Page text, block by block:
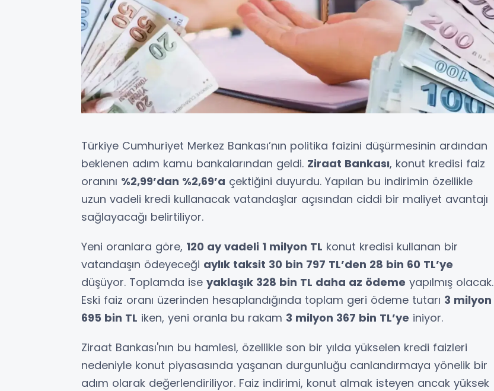
Türkiye Cumhuriyet Merkez Bankası’nın politika faizini düşürmesinin ardından
beklenen adım kamu bankalarından geldi. Ziraat Bankası, konut kredisi faiz
oranını %2,99’dan %2,69’a çektiğini duyurdu. Yapılan bu indirimin özellikle
uzun vadeli kredi kullanacak vatandaşlar açısından ciddi bir maliyet avantajı
sağlayacağı belirtiliyor.
Yeni oranlara göre, 120 ay vadeli 1 milyon TL konut kredisi kullanan bir
vatandaşın ödeyeceği aylık taksit 30 bin 797 TL’den 28 bin 60 TL’ye
düşüyor. Toplamda ise yaklaşık 328 bin TL daha az ödeme yapılmış olacak.
Eski faiz oranı üzerinden hesaplandığında toplam geri ödeme tutarı 3 milyon
695 bin TL iken, yeni oranla bu rakam 3 milyon 367 bin TL’ye iniyor.
Ziraat Bankası'nın bu hamlesi, özellikle son bir yılda yükselen kredi faizleri
nedeniyle konut piyasasında yaşanan durgunluğu canlandırmaya yönelik bir
adım olarak değerlendiriliyor. Faiz indirimi, konut almak isteyen ancak yüksek